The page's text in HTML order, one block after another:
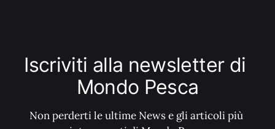
Iscriviti alla newsletter di
Mondo Pesca
Non perderti le ultime News e gli articoli più